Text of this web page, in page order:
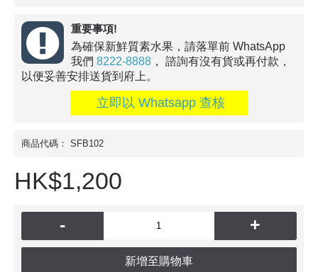
重要事項!
為確保新鮮質素水果，請落單前 WhatsApp
我們 8222-8888 ， 諮詢有沒有貨或再付款，
以便妥善安排送貨到府上。
立即以 Whatsapp 查核
商品代碼： SFB102
HK$1,200
- +
新增至購物車